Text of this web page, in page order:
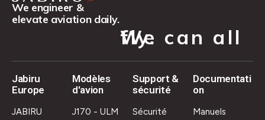
We engineer &
elevate aviation daily.
We can all fly.
Jabiru
Europe
JABIRU
Modèles
d'avion
J170 - ULM
Support &
sécurité
Sécurité
Documentati
on
Manuels